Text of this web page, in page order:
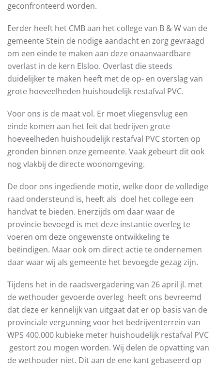
geconfronteerd worden.
Eerder heeft het CMB aan het college van B & W van de
gemeente Stein de nodige aandacht en zorg gevraagd
om een einde te maken aan deze onaanvaardbare
overlast in de kern Elsloo. Overlast die steeds
duidelijker te maken heeft met de op- en overslag van
grote hoeveelheden huishoudelijk restafval PVC.
Voor ons is de maat vol. Er moet vliegensvlug een
einde komen aan het feit dat bedrijven grote
hoeveelheden huishoudelijk restafval PVC storten op
gronden binnen onze gemeente. Vaak gebeurt dit ook
nog vlakbij de directe woonomgeving.
De door ons ingediende motie, welke door de volledige
raad ondersteund is, heeft als doel het college een
handvat te bieden. Enerzijds om daar waar de
provincie bevoegd is met deze instantie overleg te
voeren om deze ongewenste ontwikkeling te
beëindigen. Maar ook om direct actie te ondernemen
daar waar wij als gemeente het bevoegde gezag zijn.
Tijdens het in de raadsvergadering van 26 april jl. met
de wethouder gevoerde overleg heeft ons bevreemd
dat deze er kennelijk van uitgaat dat er op basis van de
provinciale vergunning voor het bedrijventerrein van
WPS 400.000 kubieke meter huishoudelijk restafval PVC
gestort zou mogen worden. Wij delen de opvatting van
de wethouder niet. Dit aan de ene kant gebaseerd op